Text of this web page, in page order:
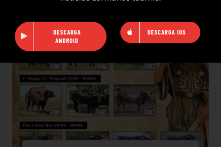
DESCARGA
ANDROID
DESCARGA IOS